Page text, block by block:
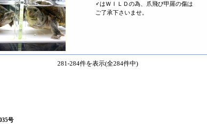
♂はＷＩＬＤの為、爪飛び甲羅の傷は
ご了承下さいませ。
281-284件を表示(全284件中)
号